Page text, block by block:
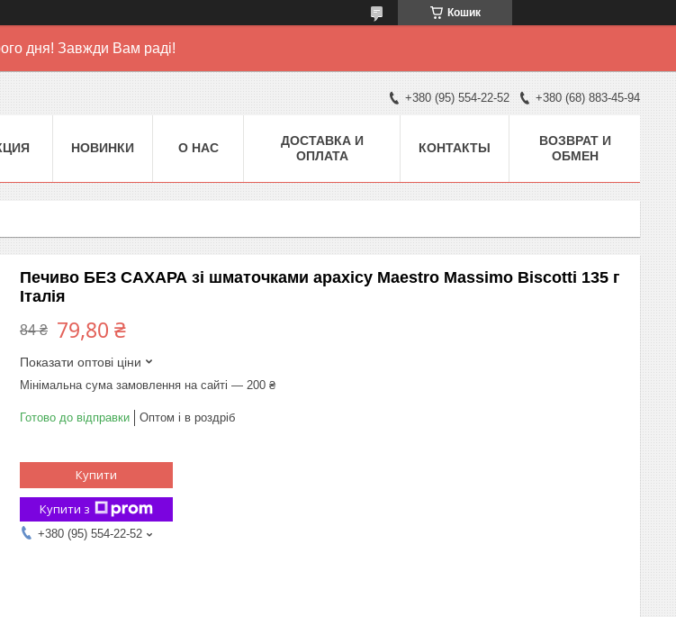
Кошик
дня! Завжди Вам раді!
+380 (95) 554-22-52 +380 (68) 883-45-94
НОВИНКИ О НАС
ДОСТАВКА И
ОПЛАТА
КОНТАКТЫ
ВОЗВРАТ И
ОБМЕН
Печиво БЕЗ САХАРА зі шматочками арахісу Maestro Massimo Biscotti 135 г
Італія
84 ₴ 79,80 ₴
Показати оптові ціни
Мінімальна сума замовлення на сайті — 200 ₴
Готово до відправки Оптом і в роздріб
Купити
Купити з
+380 (95) 554-22-52